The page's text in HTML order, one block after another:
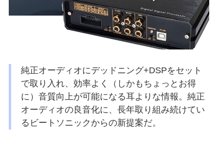
純正オーディオにデッドニング+DSPをセット
で取り入れ、効率よく（しかもちょっとお得
に）音質向上が可能になる耳よりな情報。純正
オーディオの良音化に、長年取り組み続けてい
るビートソニックからの新提案だ。